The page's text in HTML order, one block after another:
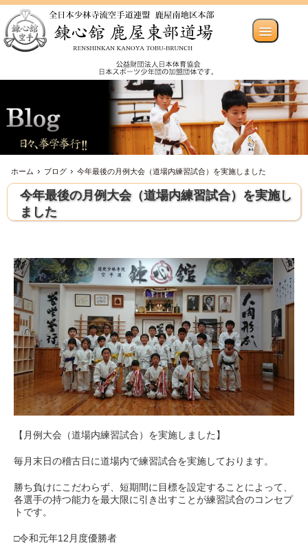
ホーム ブログ 今年最後の月例大会（道場内練習試合）を実施しました
今年最後の月例大会（道場内練習試合）を実施し
ました
【月例大会（道場内練習試合）を実施しました】
毎月末日の稽古日に道場内で練習試合を実施しております。
勝ち負けにこだわらず、短期間に目標を設定することによって、
各選手の持つ能力を最大限に引き出すことが練習試合のコンセプ
トです。
□令和元年12月度優勝者